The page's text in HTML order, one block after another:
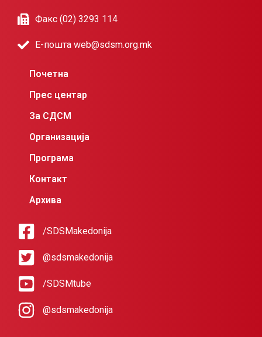
Факс (02) 3293 114
Е-пошта web@sdsm.org.mk
Почетна
Прес центар
За СДСМ
Организација
Програма
Контакт
Архива
/SDSMakedonija
@sdsmakedonija
/SDSMtube
@sdsmakedonija